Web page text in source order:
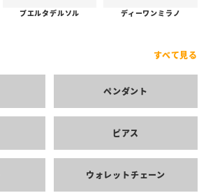
プエルタデルソル ディーワンミラノ
すべて見る
ペンダント
ピアス
ウォレットチェーン